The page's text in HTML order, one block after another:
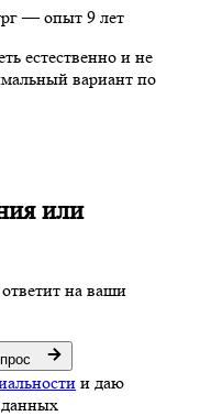
— опыт 9 лет
естественно и не
вариант по
или
на ваши
и даю
данных